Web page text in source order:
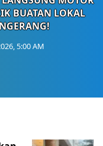
BUATAN LOKAL
5:00 AM